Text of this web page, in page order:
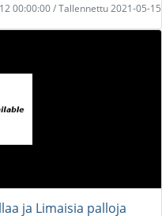
00:00:00 / Tallennettu 2021-05-15
ja Limaisia palloja